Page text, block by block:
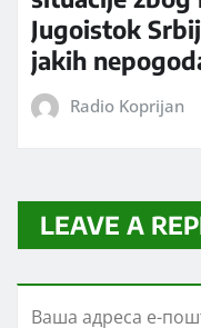
Jugoistok
jakih
Radio Koprijan
LEAVE A
Ваша адреса е-